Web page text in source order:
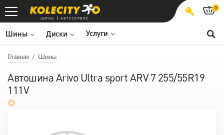
ШИНЫ АВТОСЕРВИС
Шины Диски Услуги
0
Главная Шины
Автошина Arivo Ultra sport ARV 7 255/55R19
111V